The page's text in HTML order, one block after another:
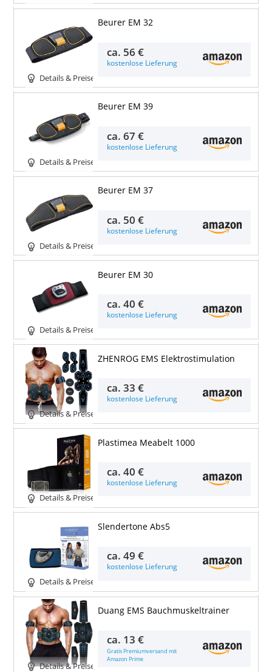
Details & Preise
Beurer EM 32
ca. 56 €
kostenlose Lieferung
Details & Preise
Beurer EM 39
ca.67 €
kostenlose Lieferung
Details & Preise
Beurer EM 37
ca. 50 €
kostenlose Lieferung
Details & Preise
Beurer EM 30
ca.40 €
kostenlose Lieferung
Details & Preise
ZHENROG EMS Elektrostimulation
ca.33 €
kostenlose Lieferung
Details & Preise
Plastimea Meabelt 1000
ca.40 €
kostenlose Lieferung
Details & Preise
Slendertone Abs5
ca.49 €
kostenlose Lieferung
Details & Preise
Duang EMS Bauchmuskeltrainer
ca. 13 €
Gratis Premiumversand mit
Amazon Prime